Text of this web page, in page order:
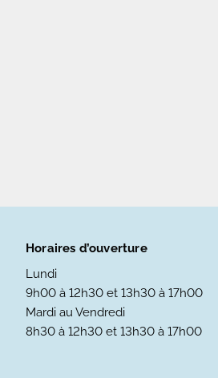
Horaires d’ouverture
Lundi
9h00 à 12h30 et 13h30 à 17h00
Mardi au Vendredi
8h30 à 12h30 et 13h30 à 17h00